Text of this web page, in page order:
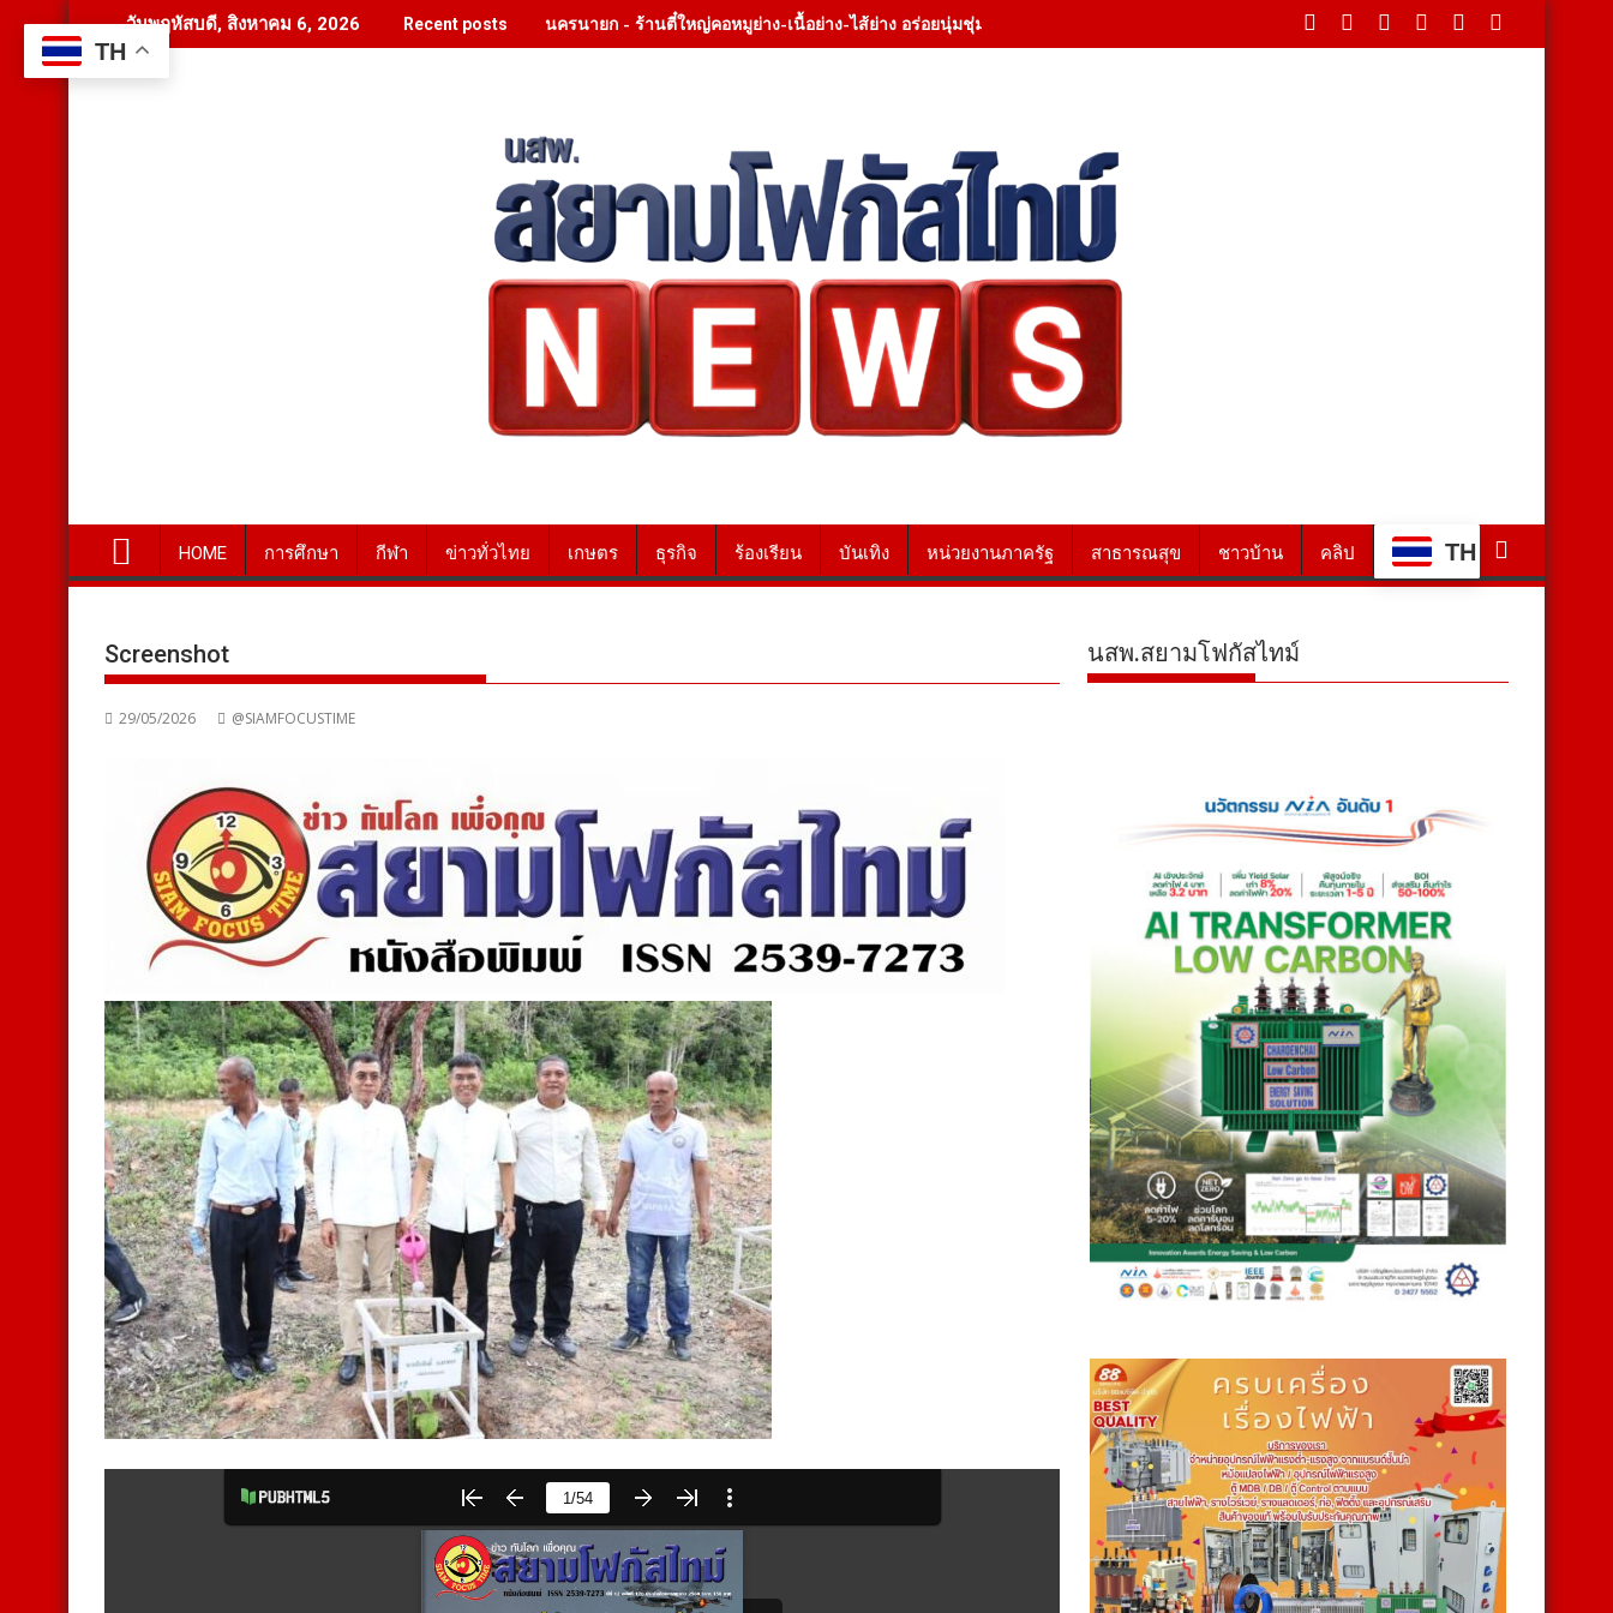
to
content
วันพฤหัสบดี, สิงหาคม 6, 2026 Recent posts นครนายก - ร้านตี๋ใหญ่คอหมูย่าง-เนื้อย่าง-ไส้ย่าง อร่อยนุ่มชุ่มลิ้น
HOME การศึกษา กีฬา ข่าวทั่วไทย เกษตร ธุรกิจ ร้องเรียน บันเทิง หน่วยงานภาครัฐ สาธารณสุข ชาวบ้าน คลิป TH
Screenshot
29/05/2026 @SIAMFOCUSTIME
นสพ.สยามโฟกัสไทม์
TH